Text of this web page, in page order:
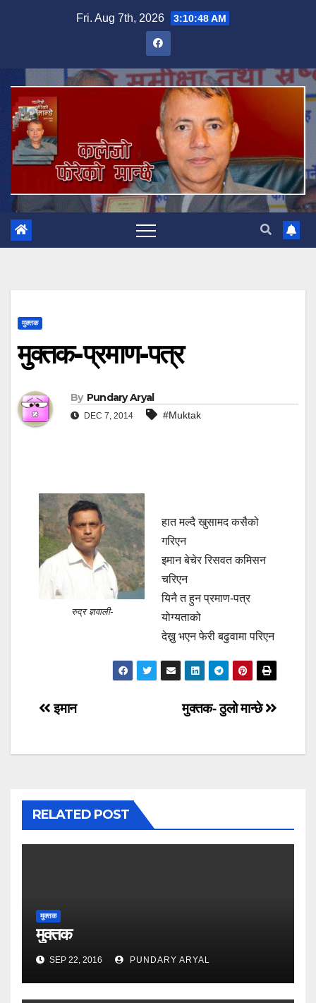
Fri. Aug 7th, 2026 3:10:49 AM
मुक्तक
मुक्तक-प्रमाण-पत्र
By Pundary Aryal
DEC 7, 2014 #Muktak
रुद्र ज्ञवाली-
हात मल्दै खुसामद कसैको
गरिएन
इमान बेचेर रिसवत कमिसन
चरिएन
यिनै त हुन प्रमाण-पत्र
योग्यताको
देख्नु भएन फेरी बढुवामा परिएन
Post
मुक्तक- ठुलो मान्छे
इमान
RELATED POST
मुक्तक
मुक्तक
SEP 22, 2016 PUNDARY ARYAL